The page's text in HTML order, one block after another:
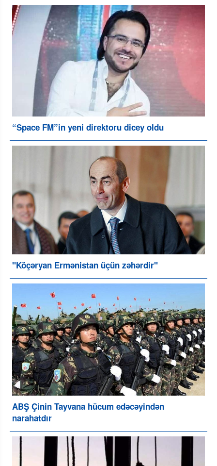
“Space FM”in yeni direktoru dicey oldu
"Köçəryan Ermənistan üçün zəhərdir"
ABŞ Çinin Tayvana hücum edəcəyindən
narahatdır